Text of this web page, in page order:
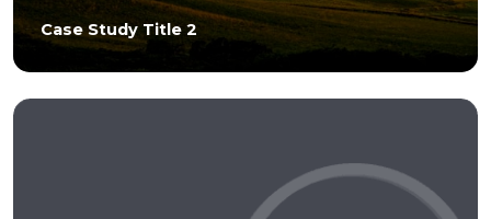
Case Study Title 2